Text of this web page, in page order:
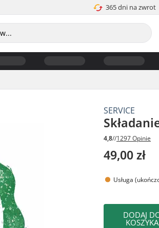
365 dni na zwrot
SERVICE
4,8//1297 Opinie
49,00 zł
Usługa
DODAJ
KOSZYKA